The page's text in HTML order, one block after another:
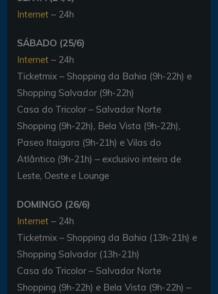
Internet – 24h
SÁBADO (25/6)
Internet – 24h
Ticketmix – Shopping da Bahia (9h-22h) e
Shopping Salvador (9h-22h)
Casa do Tricolor – Salvador Norte
Shopping (9h-22h), Bela Vista (9h-22h),
Paseo Itaigara (9h-21h) e Vilas do
Atlântico (9h-21h) – exclusivo inteira de
Leste, Oeste e Lounge
DOMINGO (26/6)
Internet – 24h
Ticketmix – Shopping da Bahia (13h-21h) e
Shopping Salvador (13h-21h)
Casa do Tricolor – Salvador Norte
Shopping (9h-22h) e Bela Vista (9h-22h) –